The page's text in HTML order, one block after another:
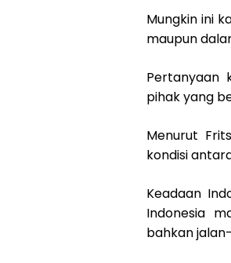
Mungkin ini
maupun
Pertanyaan
pihak yang
Menurut
kondisi
Keadaan
Indonesia
bahkan